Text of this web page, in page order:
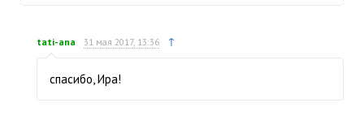
tati-ana 31 мая 2017, 13:36 ↑
спасибо, Ира!